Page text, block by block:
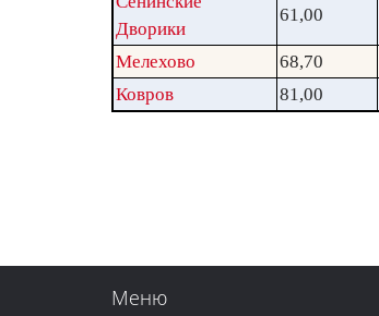
Дворики
61,00
Мелехово 68,70
Ковров
81,00
Меню